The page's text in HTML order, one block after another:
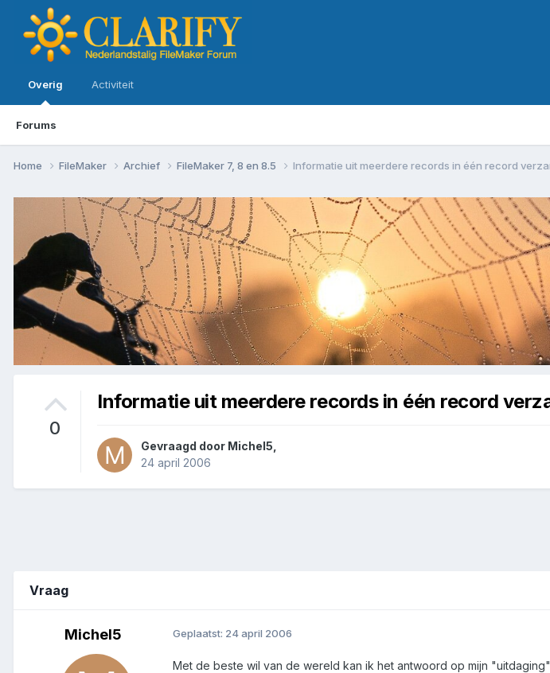
Overig
Forums
Activiteit
Home FileMaker Archief FileMaker 7, 8 en 8.5 Informatie uit meerdere records in één record
0
Informatie uit meerdere records in één record
Gevraagd door Michel5
24 april 2006
Vraag
Michel5 Geplaatst: 24 april 2006
Met de beste wil van de wereld kan ik het antwoord op mijn